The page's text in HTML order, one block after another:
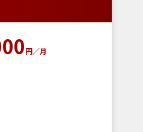
円／月